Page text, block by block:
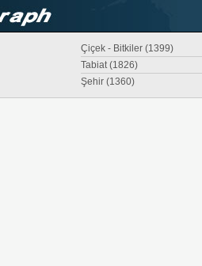
Çiçek - Bitkiler (1399)
Tabiat (1826)
Şehir (1360)